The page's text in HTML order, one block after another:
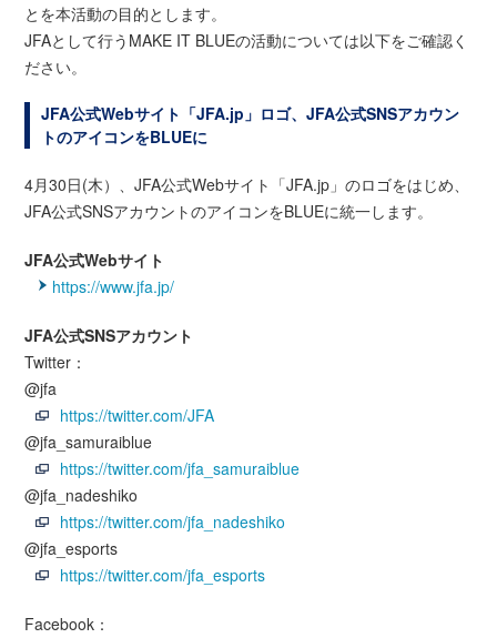
とを本活動の目的とします。
JFAとして行うMAKE IT BLUEの活動については以下をご確認く
ださい。
JFA公式Webサイト「JFA.jp」ロゴ、JFA公式SNSアカウン
トのアイコンをBLUEに
4月30日(木）、JFA公式Webサイト「JFA.jp」のロゴをはじめ、
JFA公式SNSアカウントのアイコンをBLUEに統一します。
JFA公式Webサイト
https://www.jfa.jp/
JFA公式SNSアカウント
Twitter：
@jfa
https://twitter.com/JFA
@jfa_samuraiblue
https://twitter.com/jfa_samuraiblue
@jfa_nadeshiko
https://twitter.com/jfa_nadeshiko
@jfa_esports
https://twitter.com/jfa_esports
Facebook：